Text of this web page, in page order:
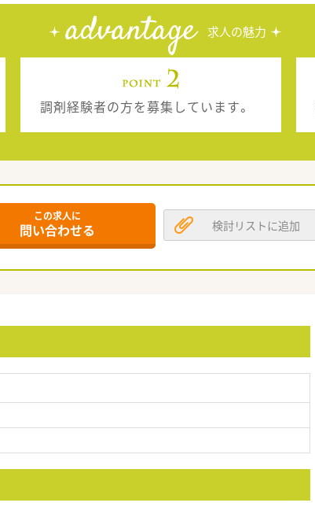
advantage 求人の魅力
調剤経験者の方を募集しています。
この求人に
問い合わせる 検討リストに追加